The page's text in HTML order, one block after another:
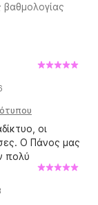
βαθμολογίας
οι
Ο Πάνος μας
πολύ
ήταν καλά
νότια, μια
την K&K, την